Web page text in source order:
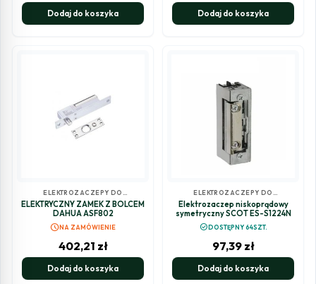
Dodaj do koszyka Dodaj do koszyka
ELEKTROZACZEPY DO
DOMOFONÓW I
WIDEODOMOFONÓW
ELEKTRYCZNY ZAMEK Z BOLCEM
DAHUA ASF802
scheduleNA ZAMÓWIENIE
402,21 zł
Dodaj do koszyka
ELEKTROZACZEPY DO
DOMOFONÓW I
WIDEODOMOFONÓW
Elektrozaczep niskoprądowy
symetryczny SCOT ES-S1224N
check_circleDOSTĘPNY 64SZT.
97,39 zł
Dodaj do koszyka